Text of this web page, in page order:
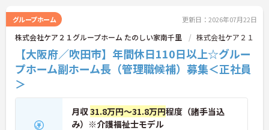
すので、お気軽にお問い合わせください。
グループホーム 更新日：2026年07月22日
株式会社ケア２１グループホーム たのしい家南千里 株式会社ケア２１
【大阪府／吹田市】年間休日110日以上☆グルー
プホーム副ホーム長（管理職候補）募集＜正社員
＞
月収31.8万円～31.8万円程度（諸手当込
み）※介護福祉士モデル